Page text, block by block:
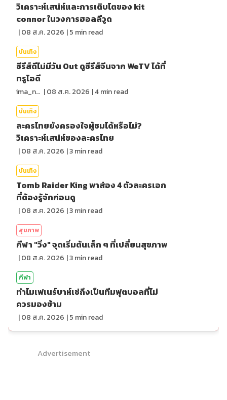
วิเคราะห์เสน่ห์และการเติบโตของ kit
connor ในวงการฮอลลีวูด
|08 ส.ค. 2026 |5 min read
บันเทิง
ซีรีส์ดีไม่มีวัน Out ดูซีรีส์จีนจาก WeTV ได้ที่
ทรูไอดี
ima_nan |08 ส.ค. 2026 |4min read
บันเทิง
ละครไทยยังครองใจผู้ชมได้หรือไม่?
วิเคราะห์เสน่ห์ของละครไทย
|08 ส.ค. 2026 |3min read
บันเทิง
Tomb Raider King พาส่อง 4 ตัวละครเอก
ที่ต้องรู้จักก่อนดู
|08 ส.ค. 2026 |3min read
สุขภาพ
กีฬา "วิ่ง" จุดเริ่มต้นเล็ก ๆ ที่เปลี่ยนสุขภาพ
|08 ส.ค. 2026 |3min read
กีฬา
ทำไมเฟเนร์บาห์เช่ถึงเป็นทีมฟุตบอลที่ไม่
ควรมองข้าม
|08 ส.ค. 2026 |5 min read
Advertisement